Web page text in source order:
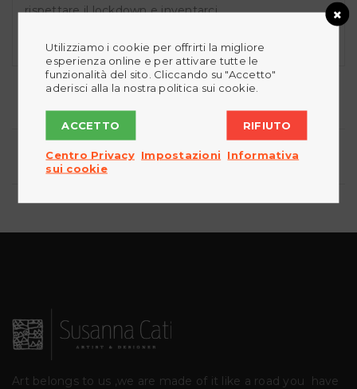
rispettare il lockdown e inventarci
ULTIME NOTIZIE
ARCHIVIO NOTIZIE
Art belongs to us ,we are made of it like a road you
have
Utilizziamo i cookie per offrirti la migliore
esperienza online e per attivare tutte le
funzionalità del sito. Cliccando su "Accetto"
aderisci alla la nostra politica sui cookie.
ACCETTO RIFIUTO
Centro Privacy Impostazioni
Informativa
sui cookie